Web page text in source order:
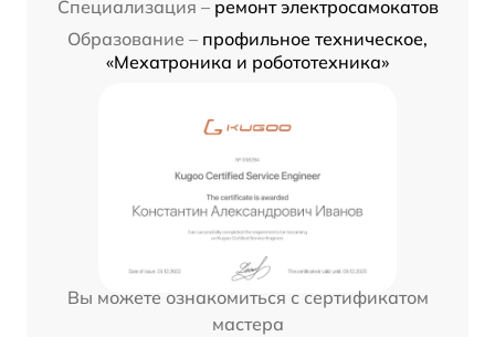
Специализация – ремонт электросамокатов
Образование – профильное техническое,
«Мехатроника и робототехника»
Вы можете ознакомиться с сертификатом
мастера